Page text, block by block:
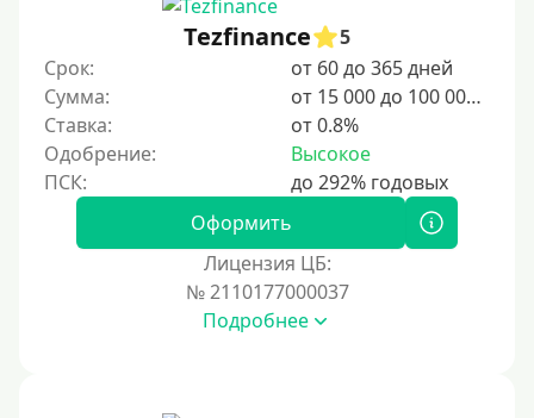
10 дней
2 недели
15 дней
20 дней
30 дней без процентов
Tezfinance
5
Срок:
от 60 до 365 дней
Сумма:
от 15 000 до 100 000 ₽
Ставка:
от 0.8%
Одобрение:
Высокое
Оформить
Лицензия ЦБ:
№ 2110177000037
Подробнее